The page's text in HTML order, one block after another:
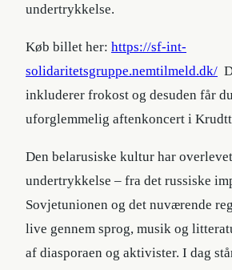
undertrykkelse.
Køb billet her: https://sf-int-
solidaritetsgruppe.nemtilmeld.dk/
inkluderer frokost og desuden får
uforglemmelig aftenkoncert i
Den belarusiske kultur har
undertrykkelse – fra det russiske
Sovjetunionen og det nuværende
live gennem sprog, musik og
af diasporaen og aktivister. I dag